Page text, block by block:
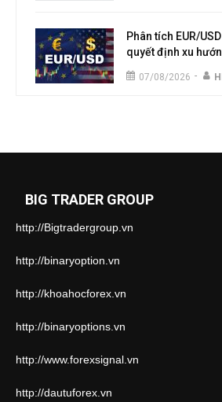
Phân tích EUR/
quyết định xu
07/08/2026 -
BIG TRADER GROUP
http://Bigtradergroup.vn
http://binaryoption.vn
http://khoahocforex.vn
http://binaryoptions.vn
http://www.forexsignal.vn
http://dautuforex.vn